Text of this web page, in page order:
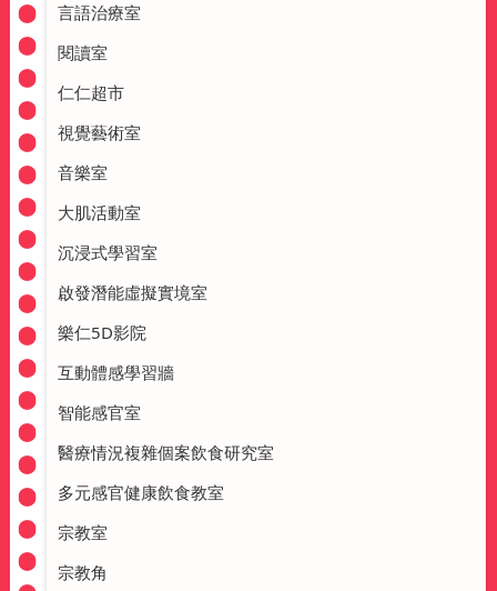
言語治療室
閱讀室
仁仁超市
視覺藝術室
音樂室
大肌活動室
沉浸式學習室
啟發潛能虛擬實境室
樂仁5D影院
互動體感學習牆
智能感官室
醫療情況複雜個案飲食研究室
多元感官健康飲食教室
宗教室
宗教角